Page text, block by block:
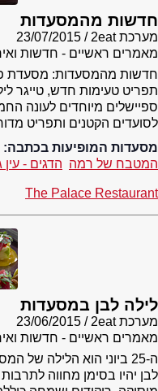
חדשות מהמסעדות
מערכת 2eat
23/07/2015
מאמרים ראשיים - חדשות
חדשות מהמסעדות: מסעדת
תפריט טעימות חדש, טייגר
ספיישלים מיוחדים לעונה
לסועדים הקטנים ותפריט
מסעדות המופיעות בכתבה:
המטבח של רמה הדגים - עין
The Palace Restaurant
לילה לבן במסעדות
מערכת 2eat
23/06/2015
מאמרים ראשיים - חדשות
ה-25 ביוני הוא הלילה
לבן יהיו בסימן מחווה